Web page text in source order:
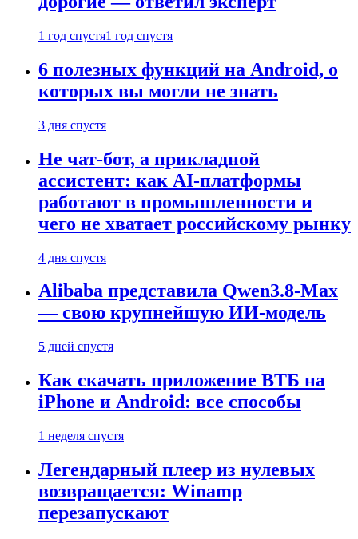
1 год спустя1 год спустя
6 полезных функций на Android, о
которых вы могли не знать
3 дня спустя
Не чат-бот, а прикладной
ассистент: как AI-платформы
работают в промышленности и
чего не хватает российскому рынку
4 дня спустя
Alibaba представила Qwen3.8-Max
— свою крупнейшую ИИ-модель
5 дней спустя
Как скачать приложение ВТБ на
iPhone и Android: все способы
1 неделя спустя
Легендарный плеер из нулевых
возвращается: Winamp
перезапускают